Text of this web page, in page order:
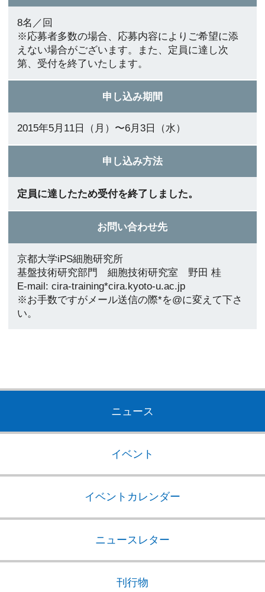
8名／回
※応募者多数の場合、応募内容によりご希望に添
えない場合がございます。また、定員に達し次
第、受付を終了いたします。
申し込み期間
2015年5月11日（月）〜6月3日（水）
申し込み方法
定員に達したため受付を終了しました。
お問い合わせ先
京都大学iPS細胞研究所
基盤技術研究部門 細胞技術研究室 野田 桂
E-mail: cira-training*cira.kyoto-u.ac.jp
※お手数ですがメール送信の際*を@に変えて下さ
い。
ニュース
イベント
イベントカレンダー
ニュースレター
刊行物